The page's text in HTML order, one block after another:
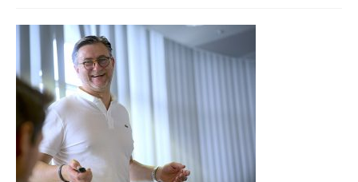
Krisenkommunikation
Medientraining
Referenzen
Kontakt
Deutsch